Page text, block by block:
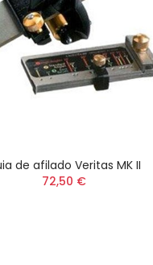
de afilado Veritas MK II
72,50 €